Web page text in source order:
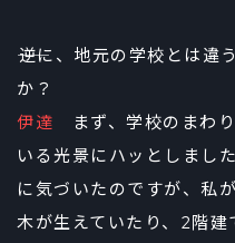
――逆に、地元の学校とは
か？
伊達 まず、学校のまわ
いる光景にハッとしまし
に気づいたのですが、私
木が生えていたり、2階